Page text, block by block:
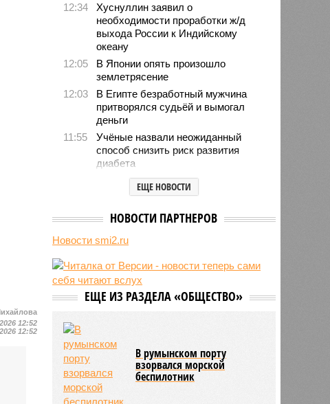
12:52
12:52
12:34
Хуснуллин заявил о
необходимости проработки ж/д
выхода России к Индийскому
океану
12:05
В Японии опять произошло
землетрясение
12:03
В Египте безработный мужчина
притворялся судьёй и вымогал
деньги
11:55
Учёные назвали неожиданный
способ снизить риск развития
диабета
В европейских аэропортах
отключили систему биометрии на
11:14
Люксембург обвинил Евросоюз во
взятии «в заложники» Шенгена
выпустило предупреждение для
россиян
10:39
МИД РФ: Евросоюз не позволит в
ЕЩЕ НОВОСТИ
НОВОСТИ ПАРТНЕРОВ
Новости smi2.ru
ЕЩЕ ИЗ РАЗДЕЛА «ОБЩЕСТВО»
В румынском порту
взорвался морской
беспилотник